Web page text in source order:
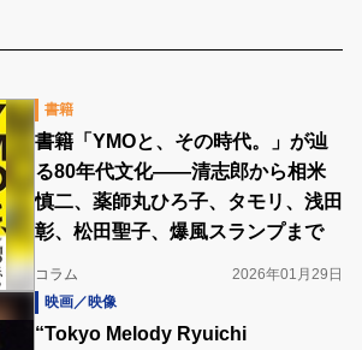
書籍
書籍「YMOと、その時代。」が辿
る80年代文化――清志郎から相米
慎二、薬師丸ひろ子、タモリ、浅田
彰、松田聖子、爆風スランプまで
コラム
2026年01月29日
映画／映像
“Tokyo Melody Ryuichi